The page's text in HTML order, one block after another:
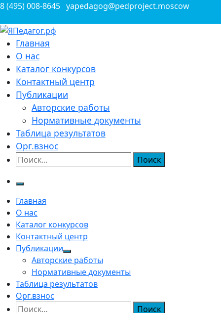
Перейти
содержимому
8 (495) 008-8645 yapedagog@pedproject.moscow
ЯПедагог.рф
Всероссийские конкурсы для педагогов
Главная
О нас
Каталог конкурсов
Контактный центр
Публикации
Авторские работы
Нормативные документы
Таблица результатов
Орг.взнос
Найти:
Главная
О нас
Каталог конкурсов
Контактный центр
Публикации
Авторские работы
Нормативные документы
Таблица результатов
Орг.взнос
Найти: